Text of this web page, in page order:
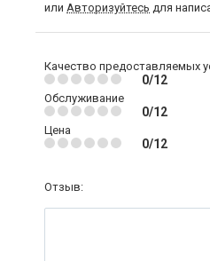
или Авторизуйтесь для
Качество предоставляемых
0/12
Обслуживание
0/12
Цена
0/12
Отзыв: